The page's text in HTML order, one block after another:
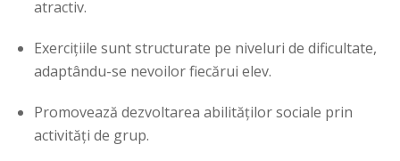
atractiv.
Exercițiile sunt structurate pe niveluri de dificultate,
adaptându-se nevoilor fiecărui elev.
Promovează dezvoltarea abilităților sociale prin
activități de grup.